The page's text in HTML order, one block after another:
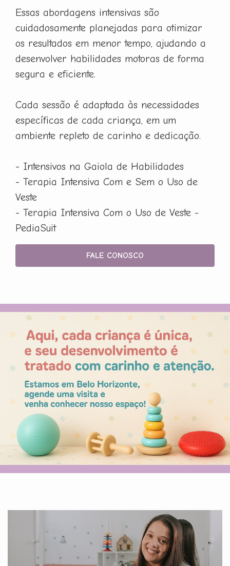
Essas abordagens intensivas são
cuidadosamente planejadas para otimizar
os resultados em menor tempo, ajudando a
desenvolver habilidades motoras de forma
segura e eficiente.
Cada sessão é adaptada às necessidades
específicas de cada criança, em um
ambiente repleto de carinho e dedicação.
- Intensivos na Gaiola de Habilidades
- Terapia Intensiva Com e Sem o Uso de
Veste
- Terapia Intensiva Com o Uso de Veste -
PediaSuit
FALE CONOSCO